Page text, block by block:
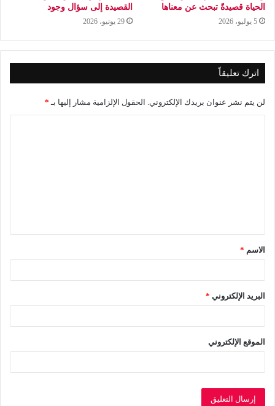
الحياة قصيدةً تبحث عن معناها
5 يوليو، 2026
القصيدة إلى سؤال وجود
29 يونيو، 2026
اترك تعليقاً
لن يتم نشر عنوان بريدك الإلكتروني. الحقول الإلزامية مشار إليها بـ *
ق
*الاسم *
البريد الإلكتروني *
الموقع الإلكتروني